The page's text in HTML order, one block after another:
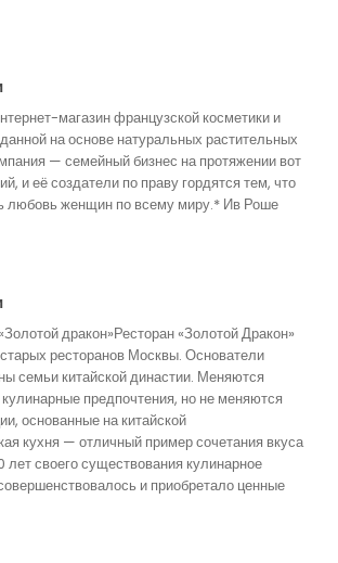
магазин французской косметики и
на основе натуральных растительных
— семейный бизнес на протяжении вот
и её создатели по праву гордятся тем, что
любовь женщин по всему миру.* Ив Роше
дракон»Ресторан «Золотой Дракон»
ресторанов Москвы. Основатели
семьи китайской династии. Меняются
предпочтения, но не меняются
основанные на китайской
кухня — отличный пример сочетания вкуса
своего существования кулинарное
и приобретало ценные